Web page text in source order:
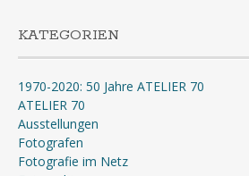
KATEGORIEN
1970-2020: 50 Jahre ATELIER 70
ATELIER 70
Ausstellungen
Fotografen
Fotografie im Netz